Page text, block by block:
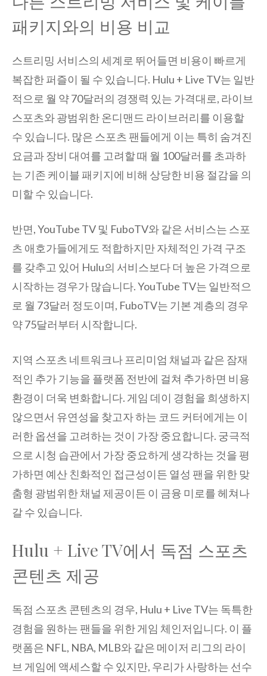
패키지와의 비용 비교
스트리밍 서비스의 세계로 뛰어들면 비용이 빠르게
복잡한 퍼즐이 될 수 있습니다. Hulu + Live TV는 일반
적으로 월 약 70달러의 경쟁력 있는 가격대로, 라이브
스포츠와 광범위한 온디맨드 라이브러리를 이용할
수 있습니다. 많은 스포츠 팬들에게 이는 특히 숨겨진
요금과 장비 대여를 고려할 때 월 100달러를 초과하
는 기존 케이블 패키지에 비해 상당한 비용 절감을 의
미할 수 있습니다.
반면, YouTube TV 및 FuboTV와 같은 서비스는 스포
츠 애호가들에게도 적합하지만 자체적인 가격 구조
를 갖추고 있어 Hulu의 서비스보다 더 높은 가격으로
시작하는 경우가 많습니다. YouTube TV는 일반적으
로 월 73달러 정도이며, FuboTV는 기본 계층의 경우
약 75달러부터 시작합니다.
지역 스포츠 네트워크나 프리미엄 채널과 같은 잠재
적인 추가 기능을 플랫폼 전반에 걸쳐 추가하면 비용
환경이 더욱 변화합니다. 게임 데이 경험을 희생하지
않으면서 유연성을 찾고자 하는 코드 커터에게는 이
러한 옵션을 고려하는 것이 가장 중요합니다. 궁극적
으로 시청 습관에서 가장 중요하게 생각하는 것을 평
가하면 예산 친화적인 접근성이든 열성 팬을 위한 맞
춤형 광범위한 채널 제공이든 이 금융 미로를 헤쳐나
갈 수 있습니다.
Hulu + Live TV에서 독점 스포츠
콘텐츠 제공
독점 스포츠 콘텐츠의 경우, Hulu + Live TV는 독특한
경험을 원하는 팬들을 위한 게임 체인저입니다. 이 플
랫폼은 NFL, NBA, MLB와 같은 메이저 리그의 라이
브 게임에 액세스할 수 있지만, 우리가 사랑하는 선수